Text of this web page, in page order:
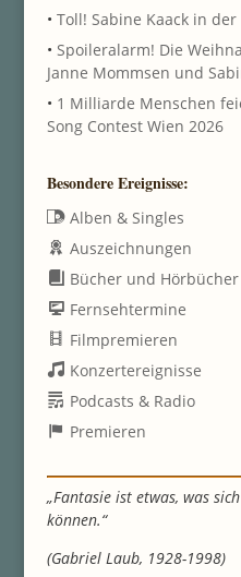
• Toll! Sabine Kaack in der
• Spoileralarm! Die
Janne Mommsen und
• 1 Milliarde Menschen
Song Contest Wien 2026
Besondere Ereignisse:
Alben & Singles
Auszeichnungen
Bücher und Hörbücher
Fernsehtermine
Filmpremieren
Konzertereignisse
Podcasts & Radio
Premieren
„Fantasie ist etwas, was
können.“
(Gabriel Laub, 1928-1998)